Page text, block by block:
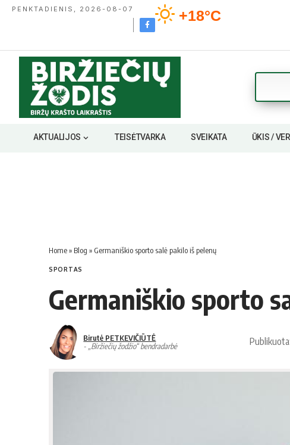
PENKTADIENIS, 2026-08-07 +18°C
AKTUALIJOS TEISĖTVARKA SVEIKATA ŪKIS /
Home» Blog » Germaniškio sporto salė pakilo iš pelenų
SPORTAS
Germaniškio sporto
Birutė PETKEVIČIŪTĖ
- „Biržiečių žodžio“ bendradarbė